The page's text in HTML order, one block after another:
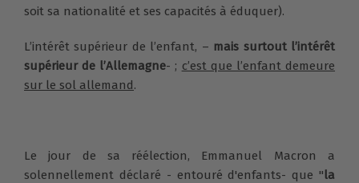
soit sa nationalité et ses capacités à éduquer).
L’intérêt supérieur de l’enfant, – mais surtout l’intérêt
supérieur de l’Allemagne- ; c’est que l’enfant demeure
sur le sol allemand.
Le jour de sa réélection, Emmanuel Macron a
solennellement déclaré - entouré d'enfants- que "la